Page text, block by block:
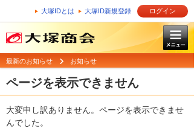
大塚IDとは 大塚ID新規登録 ログイン
最新のお知らせ お知らせ
ページを表示できません
大変申し訳ありません。ページを表示できませ
んでした。